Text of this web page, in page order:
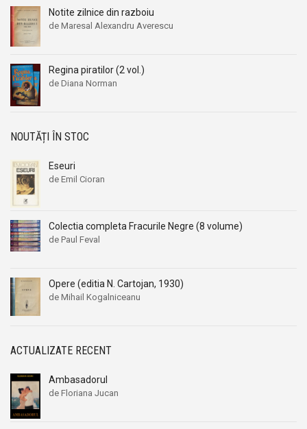
Bogdan Petriceicu Hasdeu
Bohumila Mouchova
Bonaventura
Bonnie Pega
Boris Akunin
Boris Pasternak
Boris Strugatki
Boris Vian
Borislav Pekic
Bram Stoker
Brandon Bays
Brenda Lane
Brian Davies
Brian Glanville
Brian Morrison
Brice Pelman
Brillat Savarin
Bogdan Petriceicu Hasdeu
Bohumila Mouchova
Bonaventura
Bonnie Pega
Boris Akunin
Boris Pasternak
Boris Strugatki
Boris Vian
Borislav Pekic
Bram Stoker
Brandon Bays
Brenda Lane
Brian Davies
Brian Glanville
Brian Morrison
Brice Pelman
Brillat Savarin
Notite zilnice din razboiu
de Maresal Alexandru Averescu
Regina piratilor (2 vol.)
de Diana Norman
NOUTĂȚI ÎN STOC
Eseuri
de Emil Cioran
Colectia completa Fracurile Negre (8 volume)
de Paul Feval
Opere (editia N. Cartojan, 1930)
de Mihail Kogalniceanu
ACTUALIZATE RECENT
Ambasadorul
de Floriana Jucan